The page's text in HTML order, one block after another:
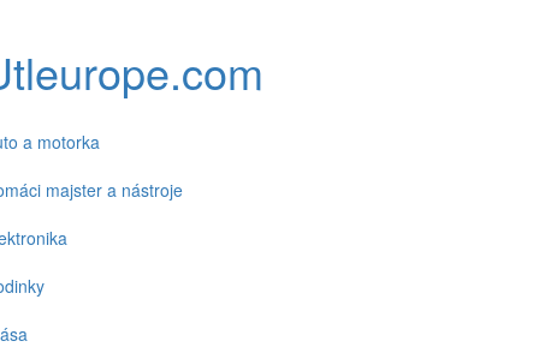
a motorka
majster a nástroje